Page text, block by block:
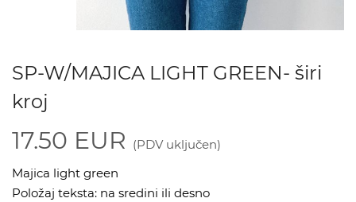
SP-W/MAJICA LIGHT GREEN- širi
kroj
17.50 EUR (PDV uključen)
Majica light green
Položaj teksta: na sredini ili desno